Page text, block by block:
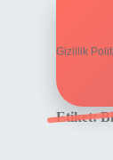
Gizlilik
Etiket: